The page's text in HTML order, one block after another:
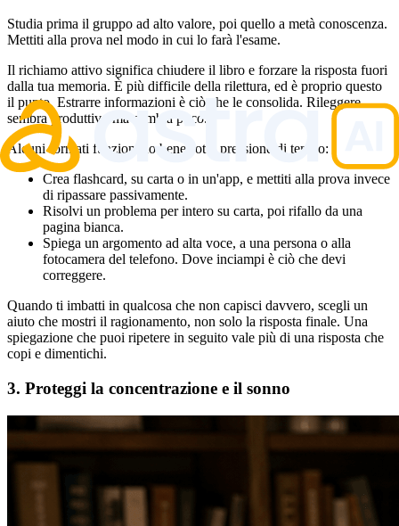
Studia prima il gruppo ad alto valore, poi quello a metà conoscenza.
Mettiti alla prova nel modo in cui lo farà l'esame.
Il richiamo attivo significa chiudere il libro e forzare la risposta fuori
dalla tua memoria. È più difficile della rilettura, ed è proprio questo
il punto. Estrarre informazioni è ciò che le consolida. Rileggere
sembra produttivo ma cambia poco.
Alcuni formati funzionano bene sotto pressione di tempo:
Crea flashcard, su carta o in un'app, e mettiti alla prova invece
di ripassare passivamente.
Risolvi un problema per intero su carta, poi rifallo da una
pagina bianca.
Spiega un argomento ad alta voce, a una persona o alla
fotocamera del telefono. Dove inciampi è ciò che devi
correggere.
Quando ti imbatti in qualcosa che non capisci davvero, scegli un
aiuto che mostri il ragionamento, non solo la risposta finale. Una
spiegazione che puoi ripetere in seguito vale più di una risposta che
copi e dimentichi.
3. Proteggi la concentrazione e il sonno